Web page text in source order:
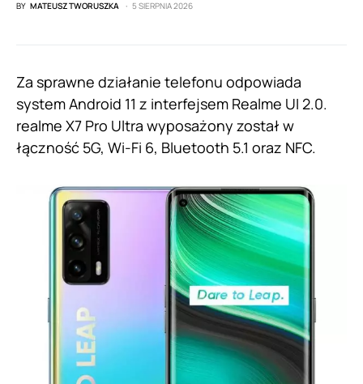
BY MATEUSZ TWORUSZKA 5 SIERPNIA 2026
Za sprawne działanie telefonu odpowiada
system Android 11 z interfejsem Realme UI 2.0.
realme X7 Pro Ultra wyposażony został w
łączność 5G, Wi-Fi 6, Bluetooth 5.1 oraz NFC.